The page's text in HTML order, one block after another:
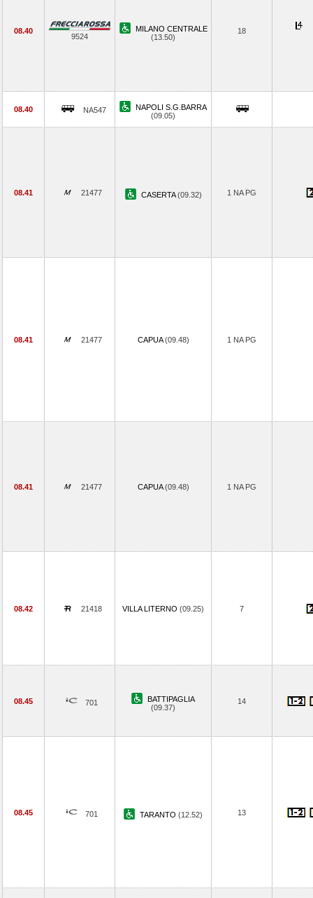
08.40
9524
MILANO CENTRALE
(13.50)
18
08.40 NA547
NAPOLI S.G.BARRA
(09.05)
08.41 21477 CASERTA(09.32) 1 NA PG
08.41 21477 CAPUA(09.48) 1 NA PG
08.41 21477 CAPUA(09.48) 1 NA PG
08.42 21418 VILLA LITERNO (09.25) 7
08.45 701
BATTIPAGLIA
(09.37)
14
08.45 701 TARANTO (12.52) 13